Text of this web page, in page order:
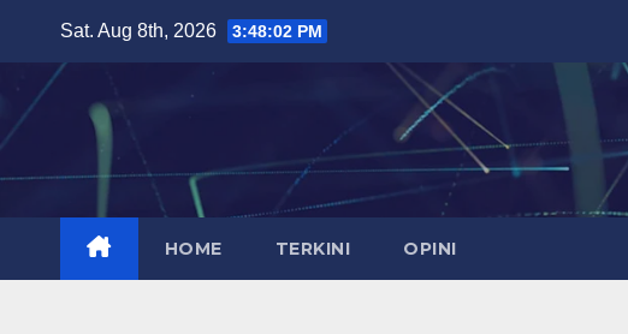
content
Sat. Aug 8th, 2026 3:48:03 PM
HOME TERKINI OPINI